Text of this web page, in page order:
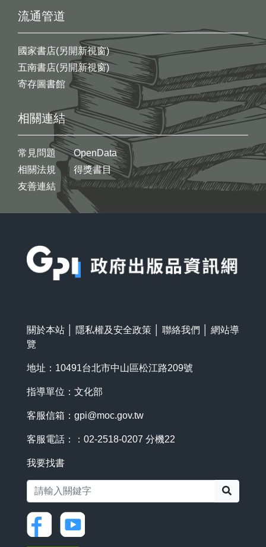
流通管道
國家書店(另開新視窗)
五南書店(另開新視窗)
寄存圖書館
相關連結
常見問題
相關法規
友善連結
OpenData
得獎書目
關於本站 隱私權及安全政策 聯絡我們
網站導
覽
地址：10491台北市中山區松江路209號
指導單位：文化部
客服信箱： gpi@moc.gov.tw
客服電話：：02-2518-0207 分機22
我要找書